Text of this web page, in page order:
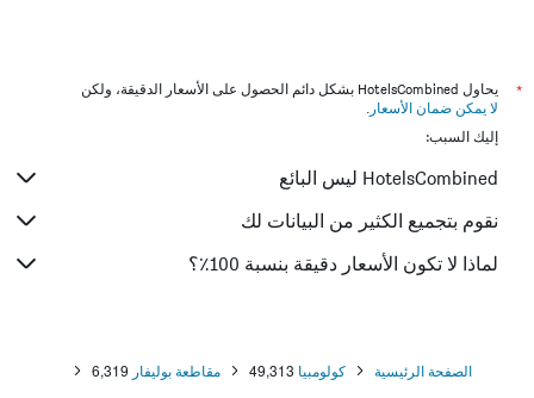
*
يحاول HotelsCombined بشكل دائم الحصول على الأسعار الدقيقة، ولكن
لا يمكن ضمان الأسعار .
إليك السبب:
HotelsCombined ليس البائع
نقوم بتجميع الكثير من البيانات لك
لماذا لا تكون الأسعار دقيقة بنسبة 100٪؟
الصفحة الرئيسية كولومبيا 49,313 مقاطعة بوليفار 6,319